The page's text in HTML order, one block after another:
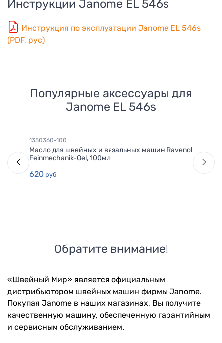
Инструкции Janome EL 546s
Инструкция по эксплуатации Janome EL 546s
(PDF, рус)
Популярные аксессуары для
Janome EL 546s
1350360-100
Масло для швейных и вязальных машин Ravenol
Feinmechanik-Oel, 100мл
620 руб
Обратите внимание!
«Швейный Мир» является официальным
дистрибьютором швейных машин фирмы Janome.
Покупая Janome в наших магазинах, Вы получите
качественную машину, обеспеченную гарантийным
и сервисным обслуживанием.